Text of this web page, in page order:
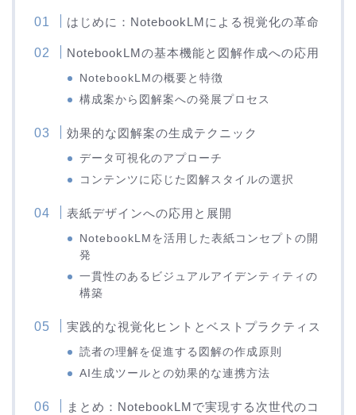
はじめに：NotebookLMによる視覚化の革命
NotebookLMの基本機能と図解作成への応用
NotebookLMの概要と特徴
構成案から図解案への発展プロセス
効果的な図解案の生成テクニック
データ可視化のアプローチ
コンテンツに応じた図解スタイルの選択
表紙デザインへの応用と展開
NotebookLMを活用した表紙コンセプトの開
発
一貫性のあるビジュアルアイデンティティの
構築
実践的な視覚化ヒントとベストプラクティス
読者の理解を促進する図解の作成原則
AI生成ツールとの効果的な連携方法
まとめ：NotebookLMで実現する次世代のコ